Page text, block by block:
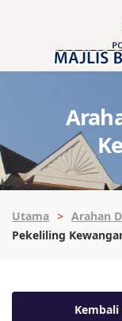
Utama Arahan
Pekeliling
Kembali